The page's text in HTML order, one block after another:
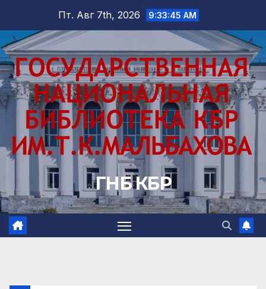
содержимому
Пт. Авг 7th, 2026 9:33:47 AM
ГНБ КБР